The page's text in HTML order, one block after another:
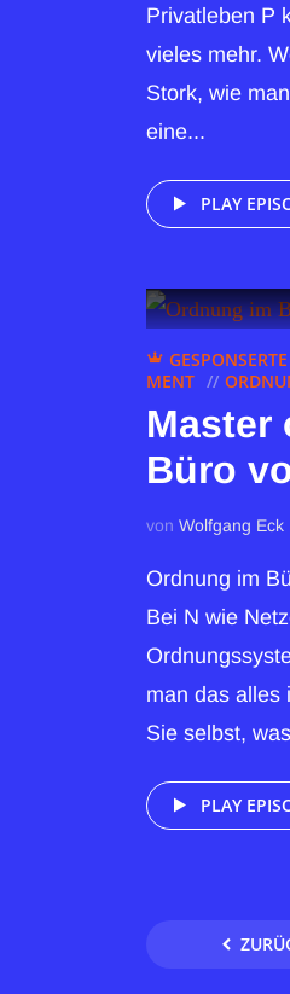
Privatleben P
vieles mehr.
Stork, wie
eine...
PLAY
MENT
Master
Büro
von Wolfgang Eck
Ordnung im
Bei N wie
man das alles
Sie selbst,
PLAY